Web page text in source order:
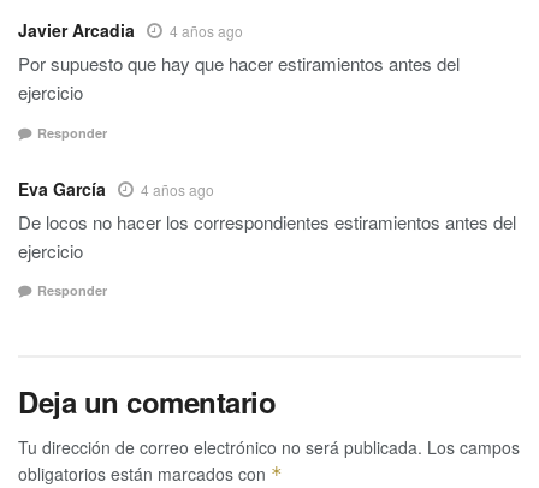
Javier Arcadia 4 años ago
Por supuesto que hay que hacer estiramientos antes del
ejercicio
Responder
Eva García 4 años ago
De locos no hacer los correspondientes estiramientos antes del
ejercicio
Responder
Deja un comentario
Tu dirección de correo electrónico no será publicada. Los campos
obligatorios están marcados con *